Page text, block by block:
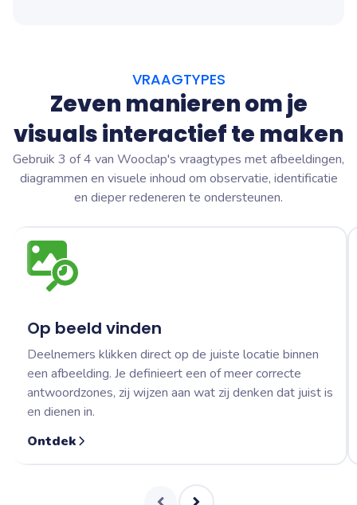
VRAAGTYPES
Zeven manieren om je
visuals interactief te maken
Gebruik 3 of 4 van Wooclap's vraagtypes met afbeeldingen,
diagrammen en visuele inhoud om observatie, identificatie
en dieper redeneren te ondersteunen.
Op beeld vinden
Deelnemers klikken direct op de juiste locatie binnen
een afbeelding. Je definieert een of meer correcte
antwoordzones, zij wijzen aan wat zij denken dat juist is
en dienen in.
Ontdek